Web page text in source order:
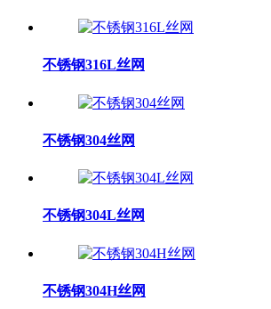
不锈钢316L丝网
不锈钢304丝网
不锈钢304L丝网
不锈钢304H丝网